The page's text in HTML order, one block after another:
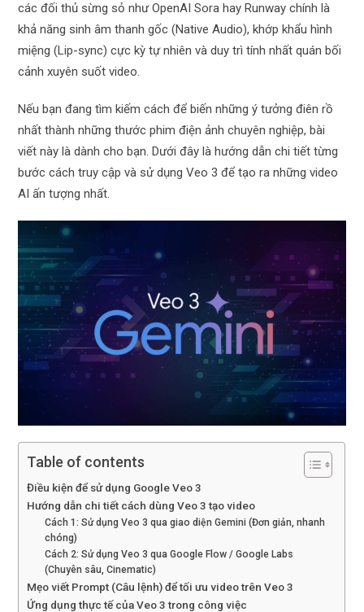
các đối thủ sừng sỏ như OpenAI Sora hay Runway chính là
khả năng sinh âm thanh gốc (Native Audio), khớp khẩu hình
miệng (Lip-sync) cực kỳ tự nhiên và duy trì tính nhất quán bối
cảnh xuyên suốt video.
Nếu bạn đang tìm kiếm cách để biến những ý tưởng điên rồ
nhất thành những thước phim điện ảnh chuyên nghiệp, bài
viết này là dành cho bạn. Dưới đây là hướng dẫn chi tiết từng
bước cách truy cập và sử dụng Veo 3 để tạo ra những video
AI ấn tượng nhất.
Table of contents
Điều kiện để sử dụng Google Veo 3
Hướng dẫn chi tiết cách dùng Veo 3 tạo video
Cách 1: Sử dụng Veo 3 qua giao diện Gemini (Đơn giản, nhanh
chóng)
Cách 2: Sử dụng Veo 3 qua Google Flow / Google Labs
(Chuyên sâu, Cinematic)
Mẹo viết Prompt (Câu lệnh) để tối ưu video trên Veo 3
Ứng dụng thực tế của Veo 3 trong công việc